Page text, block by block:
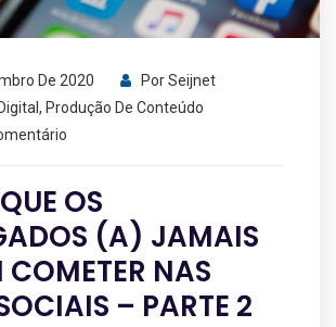
De 2020 PorSeijnet
, Produção De Conteúdo
OS
(A) JAMAIS
COMETER NAS
– PARTE 2